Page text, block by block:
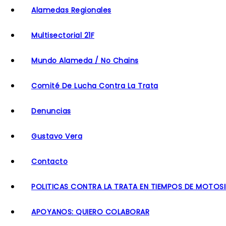
Alamedas Regionales
Multisectorial 21F
Mundo Alameda / No Chains
Comité De Lucha Contra La Trata
Denuncias
Gustavo Vera
Contacto
POLITICAS CONTRA LA TRATA EN TIEMPOS DE
APOYANOS: QUIERO COLABORAR